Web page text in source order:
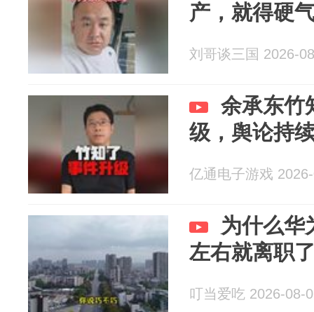
产，就得硬
刘哥谈三国 2026-
余承东竹
级，舆论持
亿通电子游戏
为什么华
左右就离职
叮当爱吃 2026-08-